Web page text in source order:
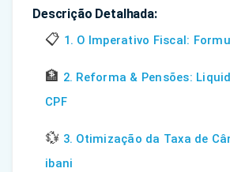
Descrição Detalhada:
📋 1. O Imperativo Fiscal:
🏦 2. Reforma & Pensões:
CPF
💱 3. Otimização da Taxa de
ibani